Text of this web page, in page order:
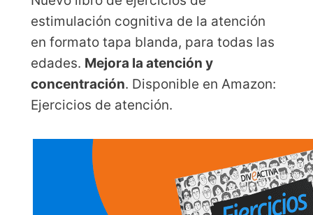
estimulación cognitiva de la atención
en formato tapa blanda, para todas las
edades. Mejora la atención y
concentración. Disponible en Amazon:
Ejercicios de atención.